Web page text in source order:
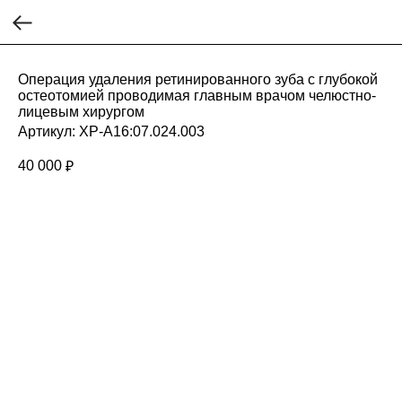
Операция удаления ретинированного зуба с глубокой
остеотомией проводимая главным врачом челюстно-
лицевым хирургом
Артикул: ХР-А16:07.024.003
40 000 ₽